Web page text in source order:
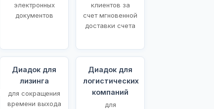
электронных
документов
клиентов за
счет мгновенной
доставки счета
Диадок для
лизинга
для сокращения
времени выхода
Диадок для
логистических
компаний
для